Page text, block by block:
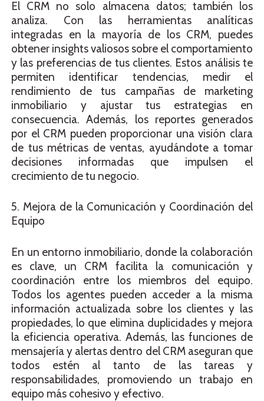
El CRM no solo almacena datos; también los
analiza. Con las herramientas analíticas
integradas en la mayoría de los CRM, puedes
obtener insights valiosos sobre el comportamiento
y las preferencias de tus clientes. Estos análisis te
permiten identificar tendencias, medir el
rendimiento de tus campañas de marketing
inmobiliario y ajustar tus estrategias en
consecuencia. Además, los reportes generados
por el CRM pueden proporcionar una visión clara
de tus métricas de ventas, ayudándote a tomar
decisiones informadas que impulsen el
crecimiento de tu negocio.
5. Mejora de la Comunicación y Coordinación del
Equipo
En un entorno inmobiliario, donde la colaboración
es clave, un CRM facilita la comunicación y
coordinación entre los miembros del equipo.
Todos los agentes pueden acceder a la misma
información actualizada sobre los clientes y las
propiedades, lo que elimina duplicidades y mejora
la eficiencia operativa. Además, las funciones de
mensajería y alertas dentro del CRM aseguran que
todos estén al tanto de las tareas y
responsabilidades, promoviendo un trabajo en
equipo más cohesivo y efectivo.